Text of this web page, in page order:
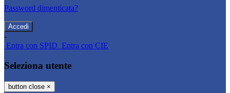
Password dimenticata?
-
Entra con SPID Entra con CIE
Seleziona utente
button close ×